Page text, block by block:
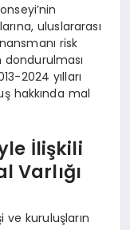
uluslararası
risk
dondurulması
2024 yılları
hakkında mal
İlişkili
Varlığı
ve kuruluşların